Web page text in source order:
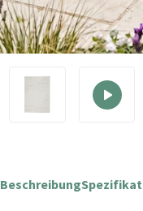
Beschreibung